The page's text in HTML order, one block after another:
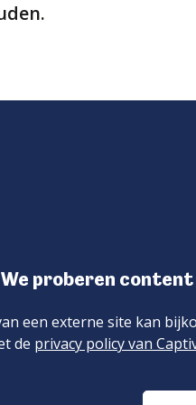
We proberen
een externe site kan
de privacy policy van